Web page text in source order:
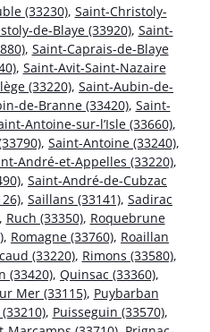
(33230), Saint-Christoly-
de-Blaye (33920), Saint-
, Saint-Caprais-de-Blaye
, Saint-Avit-Saint-Nazaire
(33220), Saint-Aubin-de-
de-Branne (33420), Saint-
Antoine-sur-l’Isle (33660),
, Saint-Antoine (33240),
André-et-Appelles (33220),
, Saint-André-de-Cubzac
, Saillans (33141), Sadirac
Ruch (33350), Roquebrune
, Romagne (33760), Roaillan
(33220), Rimons (33580),
(33420), Quinsac (33360),
Mer (33115), Puybarban
, Puisseguin (33570),